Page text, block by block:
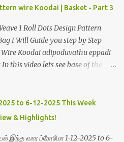
wire Koodai | Basket - Part 3
1 Roll Dots Design Pattern
I Will Guide you step by Step
Koodai adipoduvathu eppadi
this video lets see base of the
Click the link to see simple step
to 6-12-2025 This Week
& Highlights!
இந்த வார ப்ரோமோ 1-12-2025 to 6-